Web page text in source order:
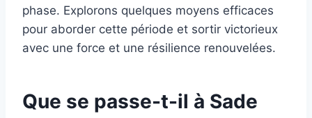
phase. Explorons quelques moyens efficaces
pour aborder cette période et sortir victorieux
avec une force et une résilience renouvelées.
Que se passe-t-il à Sade